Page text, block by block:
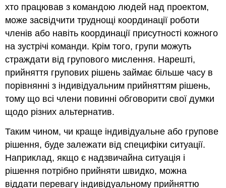
хто працював з командою людей над проектом,
може засвідчити труднощі координації роботи
членів або навіть координації присутності кожного
на зустрічі команди. Крім того, групи можуть
страждати від групового мислення. Нарешті,
прийняття групових рішень займає більше часу в
порівнянні з індивідуальним прийняттям рішень,
тому що всі члени повинні обговорити свої думки
щодо різних альтернатив.
Таким чином, чи краще індивідуальне або групове
рішення, буде залежати від специфіки ситуації.
Наприклад, якщо є надзвичайна ситуація і
рішення потрібно прийняти швидко, можна
віддати перевагу індивідуальному прийняттю